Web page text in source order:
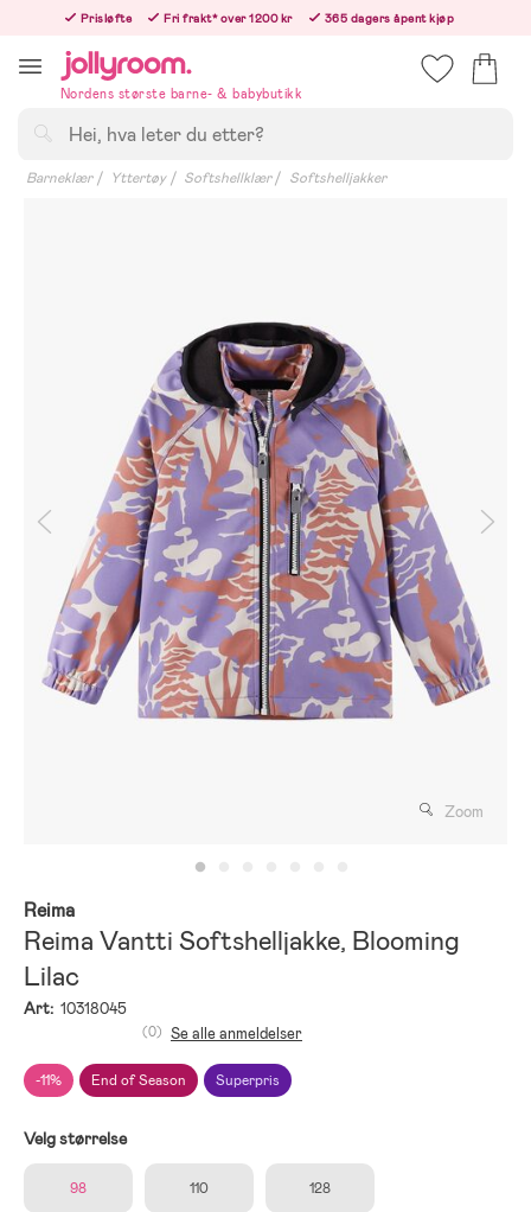
innehållet
Prisløfte Fri frakt* over 1200 kr
365 dagers åpent kjøp
Nordens største barne- & babybutikk
Barneklær Yttertøy Softshellklær Softshelljakker
Zoom
Reima
Reima Vantti Softshelljakke, Blooming
Lilac
Art: 10318045
-11% End of Season Superpris
(0) Se alle anmeldelser
Velg størrelse
98 110 128